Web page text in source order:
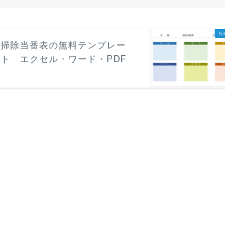
掃除当番表の無料テンプレー
ト エクセル・ワード・PDF